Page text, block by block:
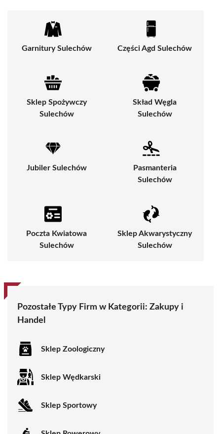
Garnitury Sulechów Części Agd Sulechów
Sklep Spożywczy
Sulechów
Skład Węgla
Sulechów
Jubiler Sulechów
Pasmanteria
Sulechów
Poczta Kwiatowa
Sulechów
Sklep Akwarystyczny
Sulechów
Pozostałe Typy Firm w Kategorii: Zakupy i
Handel
Sklep Zoologiczny
Sklep Wędkarski
Sklep Sportowy